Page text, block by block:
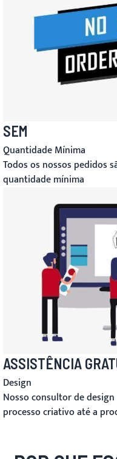
SEM
Quantidade Mínima
Todos os nossos pedidos
quantidade mínima
ASSISTÊNCIA
Design
Nosso consultor de
processo criativo até a